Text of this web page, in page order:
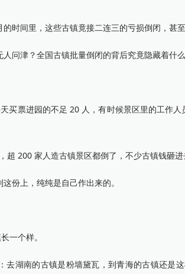
间里，这些古镇竟接二连三的亏损倒闭，甚至
津？全国古镇批量倒闭的背后究竟隐藏着什
票进园的不足 20 人，有时候景区里的工作人
200 家人造古镇景区都倒了，不少古镇钱砸进
上，纯纯是自己作出来的。
一个样。
湖南的古镇是粉墙黛瓦，到青海的古镇还是